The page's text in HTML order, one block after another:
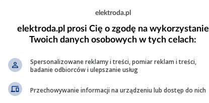
elektroda.pl
elektroda.pl prosi Cię o zgodę na wykorzystanie
Twoich danych osobowych w tych celach:
Spersonalizowane reklamy i treści, pomiar reklam i treści,
badanie odbiorców i ulepszanie usług
Przechowywanie informacji na urządzeniu lub dostęp do nich